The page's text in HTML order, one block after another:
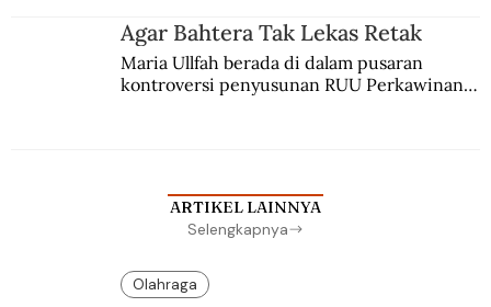
Agar Bahtera Tak Lekas Retak
Maria Ullfah berada di dalam pusaran
kontroversi penyusunan RUU Perkawinan.
ARTIKEL LAINNYA
Selengkapnya
Olahraga